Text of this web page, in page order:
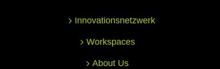
Innovationsnetzwerk
Workspaces
About Us